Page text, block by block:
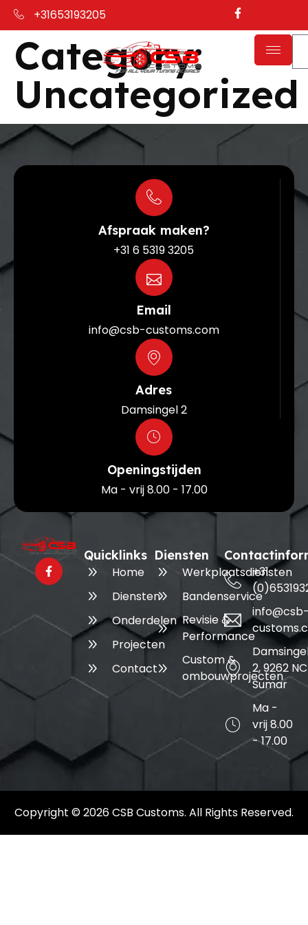
+31653193205
Category:
Uncategorized
Afspraak maken?
+31 6 5319 3205
Email
info@csb-customs.com
Adres
Damsingel 2
Openingstijden
Ma - vrij 8.00 - 17.00
Quicklinks
Home
Diensten
Onderdelen
Projecten
Contact
Diensten
Werkplaatsdiensten
Bandenservice
Revisie &
Performance
Custom &
ombouwprojecten
+31
2, 9262 NC
Sumar
Ma -
vrij 8.00
- 17.00
Copyright © 2026 CSB Customs. All Rights Reserved.